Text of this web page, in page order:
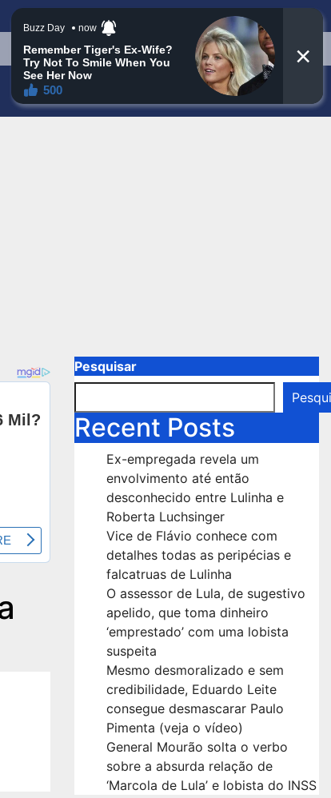
Pesquisar
Recent Posts
Ex-empregada revela um
envolvimento até então
desconhecido entre Lulinha e
Roberta Luchsinger
Vice de Flávio conhece com
detalhes todas as peripécias e
falcatruas de Lulinha
O assessor de Lula, de sugestivo
apelido, que toma dinheiro
‘emprestado’ com uma lobista
suspeita
Mesmo desmoralizado e sem
credibilidade, Eduardo Leite
consegue desmascarar Paulo
Pimenta (veja o vídeo)
General Mourão solta o verbo
sobre a absurda relação de
‘Marcola de Lula’ e lobista do INSS